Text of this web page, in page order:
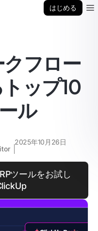
はじめる
フロー
ップ10
ル
2025年10月26日
ツールをお試し